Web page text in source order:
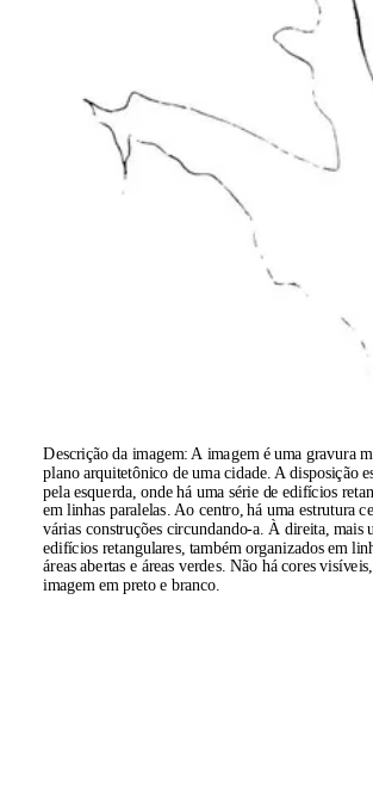
Descrição da imagem: A imagem é uma gravura
plano arquitetônico de uma cidade. A disposição
pela esquerda, onde há uma série de edifícios
em linhas paralelas. Ao centro, há uma estrutura
várias construções circundando-a. À direita, mais
edifícios retangulares, também organizados em
áreas abertas e áreas verdes. Não há cores
imagem em preto e branco.